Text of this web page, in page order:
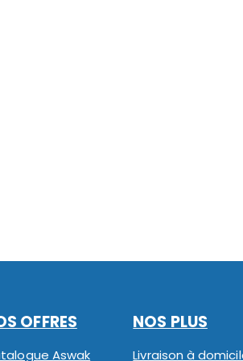
OFFRES
Aswak
NOS PLUS
Livraison à